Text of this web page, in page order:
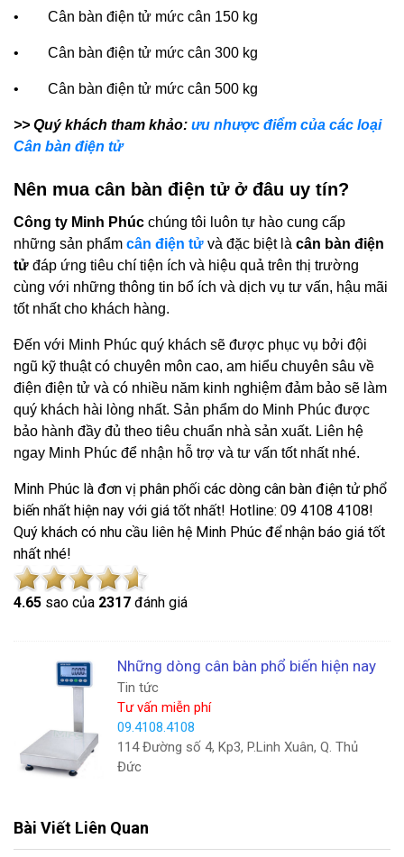
• Cân bàn điện tử mức cân 150 kg
• Cân bàn điện tử mức cân 300 kg
• Cân bàn điện tử mức cân 500 kg
>> Quý khách tham khảo: ưu nhược điểm của các loại
Cân bàn điện tử
Nên mua cân bàn điện tử ở đâu uy tín?
Công ty Minh Phúc chúng tôi luôn tự hào cung cấp
những sản phẩm cân điện tử và đặc biệt là cân bàn điện
tử đáp ứng tiêu chí tiện ích và hiệu quả trên thị trường
cùng với những thông tin bổ ích và dịch vụ tư vấn, hậu mãi
tốt nhất cho khách hàng.
Đến với Minh Phúc quý khách sẽ được phục vụ bởi đội
ngũ kỹ thuật có chuyên môn cao, am hiểu chuyên sâu về
điện điện tử và có nhiều năm kinh nghiệm đảm bảo sẽ làm
quý khách hài lòng nhất. Sản phẩm do Minh Phúc được
bảo hành đầy đủ theo tiêu chuẩn nhà sản xuất. Liên hệ
ngay Minh Phúc để nhận hỗ trợ và tư vấn tốt nhất nhé.
Minh Phúc là đơn vị phân phối các dòng cân bàn điện tử phổ
biến nhất hiện nay với giá tốt nhất! Hotline: 09 4108 4108!
Quý khách có nhu cầu liên hệ Minh Phúc để nhận báo giá tốt
nhất nhé!
4.65 sao của 2317 đánh giá
Những dòng cân bàn phổ biến hiện nay
Tin tức
Tư vấn miễn phí
09.4108.4108
114 Đường số 4, Kp3, P.Linh Xuân, Q. Thủ
Đức
Bài Viết Liên Quan